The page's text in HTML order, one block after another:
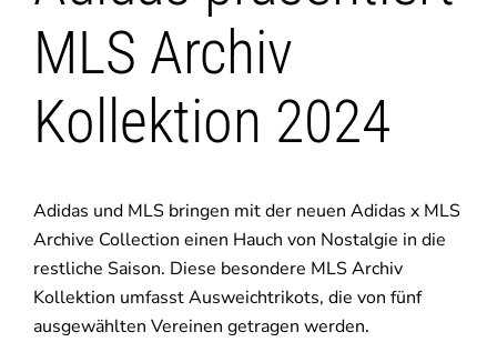
MLS Archiv
Kollektion 2024
Adidas und MLS bringen mit der neuen Adidas x MLS
Archive Collection einen Hauch von Nostalgie in die
restliche Saison. Diese besondere MLS Archiv
Kollektion umfasst Ausweichtrikots, die von fünf
ausgewählten Vereinen getragen werden.